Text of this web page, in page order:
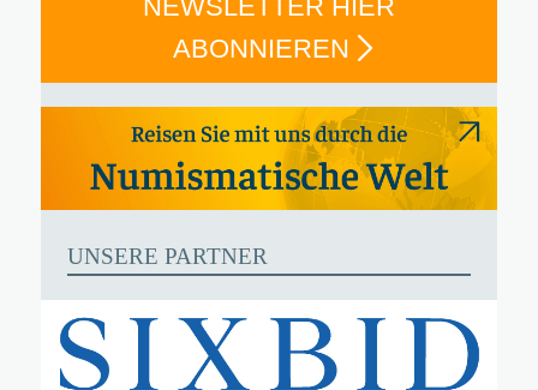
NEWSLETTER HIER
ABONNIEREN
UNSERE PARTNER